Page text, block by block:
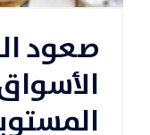
صعود